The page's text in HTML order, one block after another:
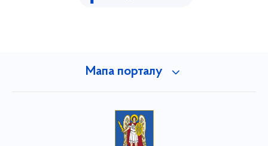
Мапа порталу